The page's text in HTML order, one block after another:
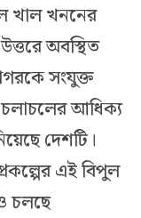
খাল খননের
অবস্থিত
সংযুক্ত
আধিক্য
দেশটি।
এই বিপুল
চলছে